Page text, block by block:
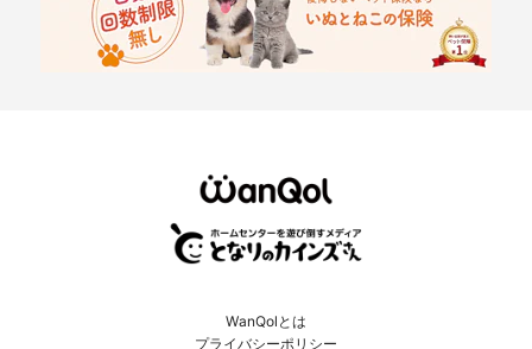
WanQolとは
プライバシーポリシー